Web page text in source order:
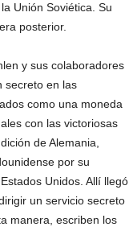
Unión Soviética. Su
posterior.
y sus colaboradores
secreto en las
como una moneda
con las victoriosas
de Alemania,
por su
Unidos. Allí llegó
un servicio secreto
manera, escriben los